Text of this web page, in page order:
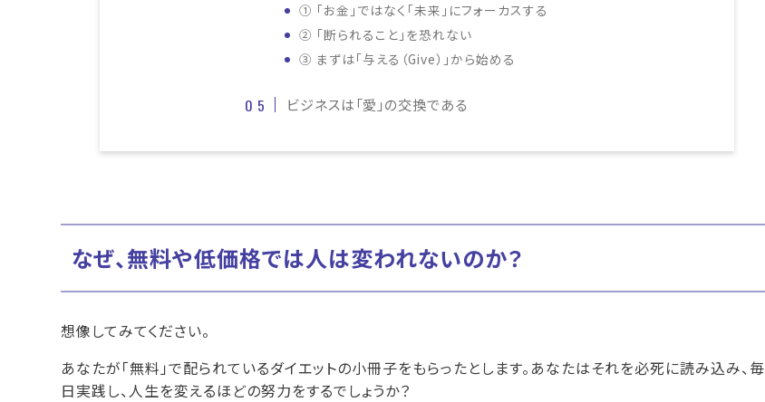
① 「お金」ではなく「未来」にフォーカスする
② 「断られること」を恐れない
③ まずは「与える（Give）」から始める
ビジネスは「愛」の交換である
なぜ、無料や低価格では人は変われないのか？
想像してみてください。
あなたが「無料」で配られているダイエットの小冊子をもらったとします。あなたはそれを必死に読み込み、毎
日実践し、人生を変えるほどの努力をするでしょうか？